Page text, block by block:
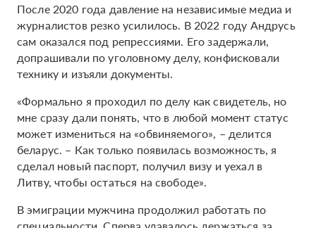
После 2020 года давление на независимые медиа и
журналистов резко усилилось. В 2022 году Андрусь
сам оказался под репрессиями. Его задержали,
допрашивали по уголовному делу, конфисковали
технику и изъяли документы.
«Формально я проходил по делу как свидетель, но
мне сразу дали понять, что в любой момент статус
может измениться на «обвиняемого», – делится
беларус. – Как только появилась возможность, я
сделал новый паспорт, получил визу и уехал в
Литву, чтобы остаться на свободе».
В эмиграции мужчина продолжил работать по